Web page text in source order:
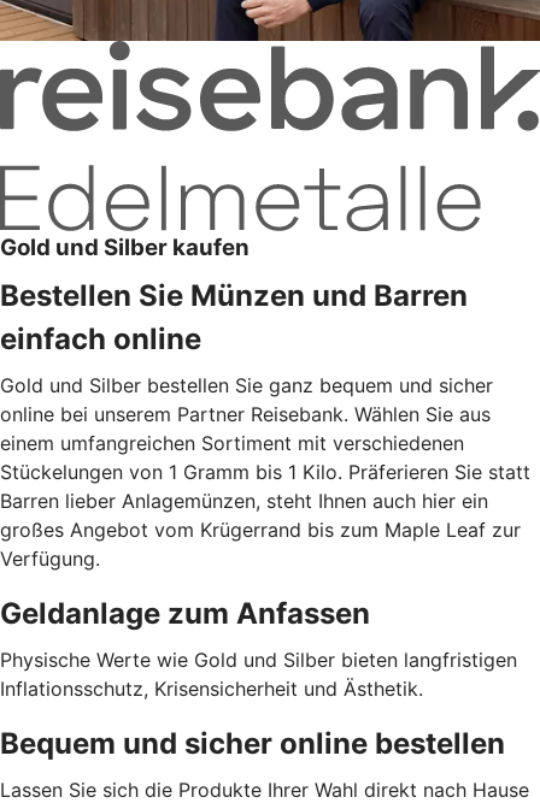
Gold und Silber kaufen
Bestellen Sie Münzen und Barren
einfach online
Gold und Silber bestellen Sie ganz bequem und sicher
online bei unserem Partner Reisebank. Wählen Sie aus
einem umfangreichen Sortiment mit verschiedenen
Stückelungen von 1 Gramm bis 1 Kilo. Präferieren Sie statt
Barren lieber Anlagemünzen, steht Ihnen auch hier ein
großes Angebot vom Krügerrand bis zum Maple Leaf zur
Verfügung.
Geldanlage zum Anfassen
Physische Werte wie Gold und Silber bieten langfristigen
Inflationsschutz, Krisensicherheit und Ästhetik.
Bequem und sicher online bestellen
Lassen Sie sich die Produkte Ihrer Wahl direkt nach Hause